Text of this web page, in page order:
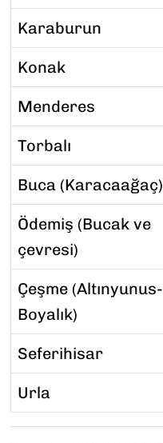
Karaburun
Konak
Menderes
Torbalı
Buca (Karacaağaç)
Ödemiş (Bucak ve
çevresi)
Çeşme (Altınyunus-
Boyalık)
Seferihisar
Urla